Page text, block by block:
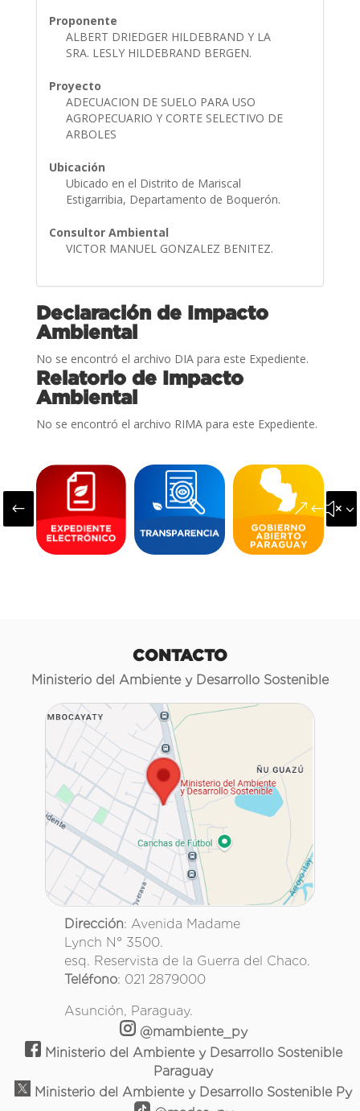
Proponente
ALBERT DRIEDGER HILDEBRAND Y LA
SRA. LESLY HILDEBRAND BERGEN.
Proyecto
ADECUACION DE SUELO PARA USO
AGROPECUARIO Y CORTE SELECTIVO DE
ARBOLES
Ubicación
Ubicado en el Distrito de Mariscal
Estigarribia, Departamento de Boquerón.
Consultor Ambiental
VICTOR MANUEL GONZALEZ BENITEZ.
Declaración de Impacto
Ambiental
No se encontró el archivo DIA para este Expediente.
Relatorio de Impacto
Ambiental
No se encontró el archivo RIMA para este Expediente.
#
CONTACTO
Ministerio del Ambiente y Desarrollo Sostenible
Dirección: Avenida Madame
Lynch N° 3500.
esq. Reservista de la Guerra del Chaco.
Teléfono: 021 2879000
Asunción, Paraguay.
@mambiente_py
Ministerio del Ambiente y Desarrollo Sostenible
Paraguay
Ministerio del Ambiente y Desarrollo Sostenible Py